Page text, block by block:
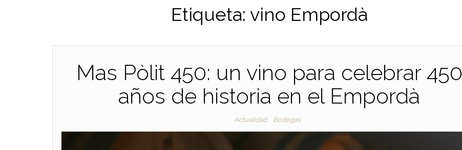
Etiqueta: vino Empordà
Mas Pòlit 450: un vino para celebrar 450
años de historia en el Empordà
Actualidad Bodegas